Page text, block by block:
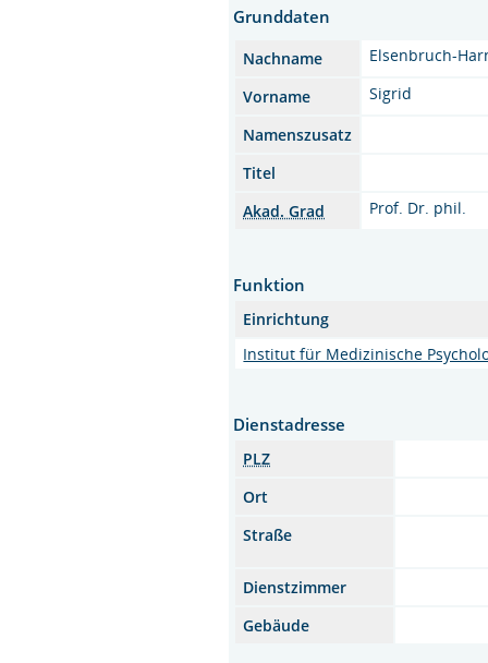
Grunddaten
Nachname
Elsenbruch-
Vorname
Sigrid
Namenszusatz
Titel
Akad. Grad
Prof. Dr. phil.
Funktion
Einrichtung
Institut für Medizinische
Dienstadresse
PLZ
Ort
Straße
Dienstzimmer
Gebäude